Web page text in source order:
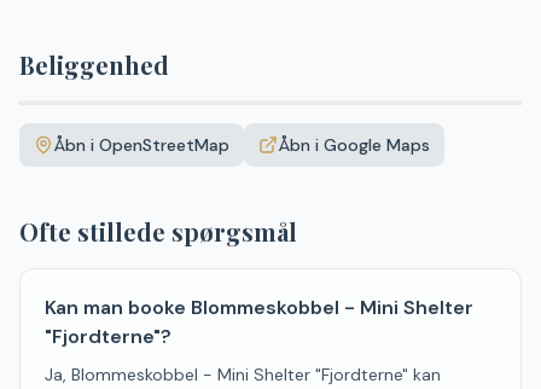
Beliggenhed
+Åbn i OpenStreetMap Åbn i Google Maps
Ofte stillede spørgsmål
Kan man booke Blommeskobbel - Mini Shelter
"Fjordterne"?
Ja, Blommeskobbel - Mini Shelter "Fjordterne" kan